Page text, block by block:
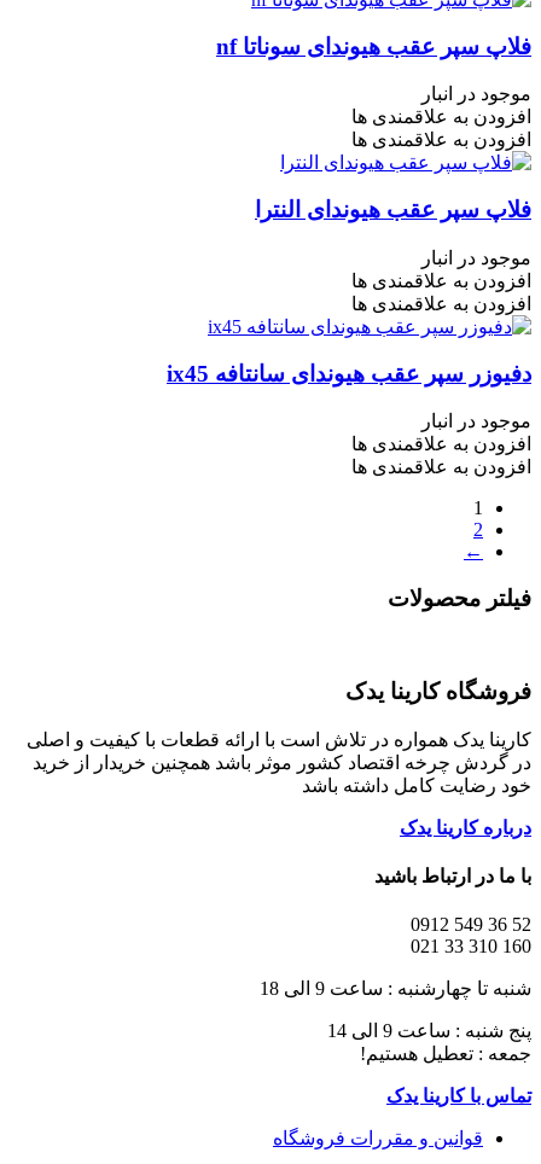
فلاپ سپر عقب هیوندای سوناتا nf
موجود در انبار
افزودن به علاقمندی ها
افزودن به علاقمندی ها
فلاپ سپر عقب هیوندای النترا
موجود در انبار
افزودن به علاقمندی ها
افزودن به علاقمندی ها
دفیوزر سپر عقب هیوندای سانتافه ix45
موجود در انبار
افزودن به علاقمندی ها
افزودن به علاقمندی ها
1
2
←
فیلتر محصولات
فروشگاه کارینا یدک
کارینا یدک همواره در تلاش است با ارائه قطعات با کیفیت و اصلی
در گردش چرخه اقتصاد کشور موثر باشد همچنین خریدار از خرید
خود رضایت کامل داشته باشد
درباره کارینا یدک
با ما در ارتباط باشید
52 36 549 0912
160 310 33 021
شنبه تا چهارشنبه : ساعت 9 الی 18
پنج شنبه : ساعت 9 الی 14
جمعه : تعطیل هستیم!
تماس با کارینا یدک
قوانین و مقررات فروشگاه